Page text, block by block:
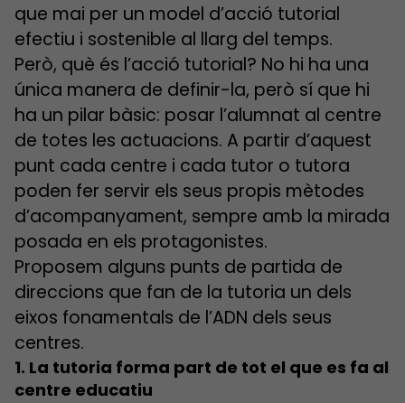
que mai per un model d’acció tutorial
efectiu i sostenible al llarg del temps.
Però, què és l’acció tutorial? No hi ha una
única manera de definir-la, però sí que hi
ha un pilar bàsic: posar l’alumnat al centre
de totes les actuacions. A partir d’aquest
punt cada centre i cada tutor o tutora
poden fer servir els seus propis mètodes
d’acompanyament, sempre amb la mirada
posada en els protagonistes.
Proposem alguns punts de partida de
direccions que fan de la tutoria un dels
eixos fonamentals de l’ADN dels seus
centres.
1. La tutoria forma part de tot el que es fa al
centre educatiu